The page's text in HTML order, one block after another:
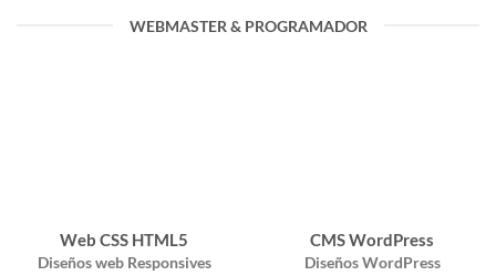
WEBMASTER & PROGRAMADOR
Web CSS HTML5
Diseños web Responsives
CMS WordPress
Diseños WordPress